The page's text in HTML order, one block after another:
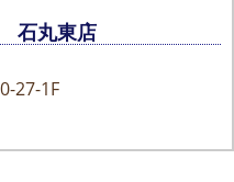
石丸東店
27-1F